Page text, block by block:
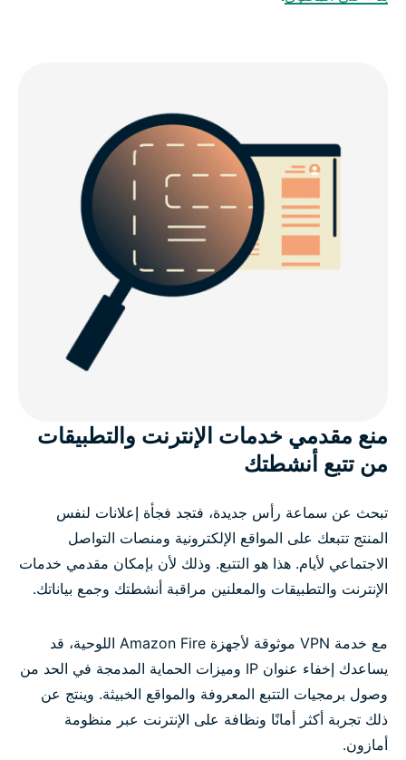
منع مقدمي خدمات الإنترنت والتطبيقات
من تتبع أنشطتك
تبحث عن سماعة رأس جديدة، فتجد فجأة إعلانات لنفس
المنتج تتبعك على المواقع الإلكترونية ومنصات التواصل
الاجتماعي لأيام. هذا هو التتبع. وذلك لأن بإمكان مقدمي خدمات
الإنترنت والتطبيقات والمعلنين مراقبة أنشطتك وجمع بياناتك.
مع خدمة VPN موثوقة لأجهزة Amazon Fire اللوحية، قد
يساعدك إخفاء عنوان IP وميزات الحماية المدمجة في الحد من
وصول برمجيات التتبع المعروفة والمواقع الخبيثة. وينتج عن
ذلك تجربة أكثر أمانًا ونظافة على الإنترنت عبر منظومة
أمازون.